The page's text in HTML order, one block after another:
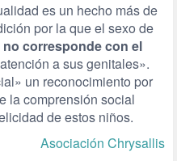
es un hecho más de
por la que el sexo de
no corresponde con el
a sus genitales».
un reconocimiento por
la comprensión social
de estos niños.
Asociación Chrysallis